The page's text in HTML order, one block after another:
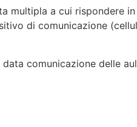
multipla a cui rispondere
di comunicazione
comunicazione delle